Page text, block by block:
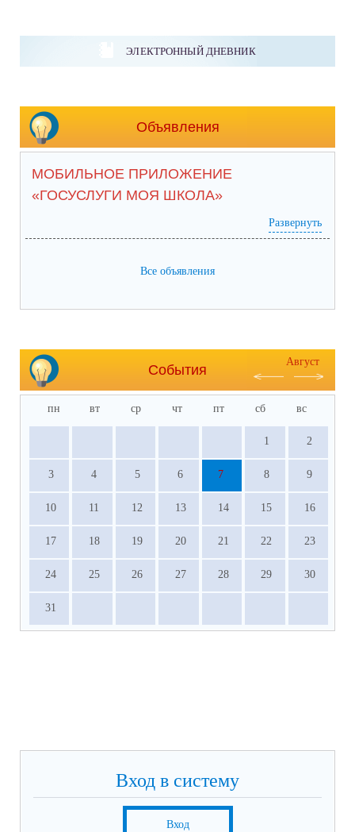
ЭЛЕКТРОННЫЙ ДНЕВНИК
Объявления
МОБИЛЬНОЕ ПРИЛОЖЕНИЕ
«ГОСУСЛУГИ МОЯ ШКОЛА»
Развернуть
Все объявления
События
Август
пн вт ср чт пт сб вс
1 2
3 4 5 6 7 8 9
10 11 12 13 14 15 16
17 18 19 20 21 22 23
24 25 26 27 28 29 30
31
Вход в систему
Вход